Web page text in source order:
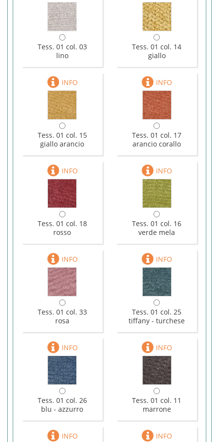
Tess. 01 col. 03
lino
Tess. 01 col. 14
giallo
Tess. 01 col. 15
giallo arancio
Tess. 01 col. 17
arancio corallo
Tess. 01 col. 18
rosso
Tess. 01 col. 16
verde mela
Tess. 01 col. 33
rosa
Tess. 01 col. 25
tiffany - turchese
Tess. 01 col. 26
blu - azzurro
Tess. 01 col. 11
marrone